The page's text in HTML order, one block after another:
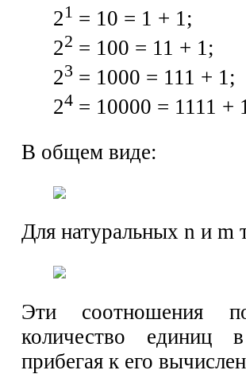
21 = 10 = 1 + 1;
22 = 100 = 11 + 1;
23 = 1000 = 111 + 1;
24 = 10000 = 1111 +
В общем виде:
Для натуральных n и m
Эти соотношения
количество
прибегая к его